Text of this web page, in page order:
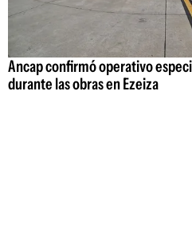
Ancap confirmó operativo
durante las obras en Ezeiza